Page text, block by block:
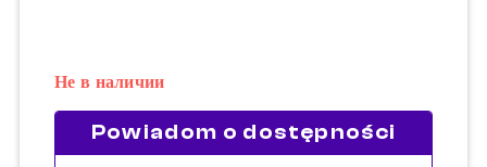
Не в наличии
Powiadom o dostępności